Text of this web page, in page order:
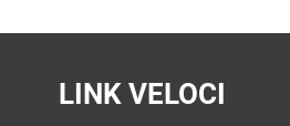
LINK VELOCI